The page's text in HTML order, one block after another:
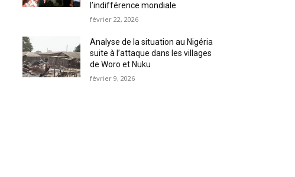
l’indifférence mondiale
février 22, 2026
Analyse de la situation au Nigéria
suite à l’attaque dans les villages
de Woro et Nuku
février 9, 2026